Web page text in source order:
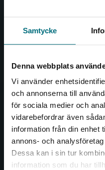
Samtycke
Denna webbplats
Vi använder
och annonserna till
för sociala medier och
vidarebefordrar även
information från din enhet
annons- och
Dessa kan i sin tur
information som du har
Begränsad
Nypon och Vilja
såväl barn som vuxna.
Kontakta oss
Kontakta oss
046-31 20 00
Box 141